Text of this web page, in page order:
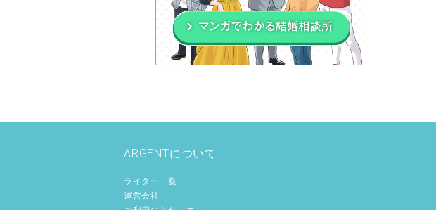
ARGENTについて
ライター一覧
運営会社